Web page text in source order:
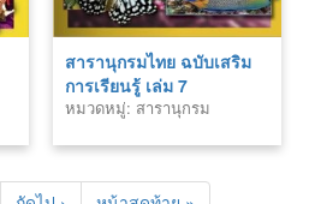
สารานุกรมไทย ฉบับเสริม
การเรียนรู้ เล่ม 7
หมวดหมู่: สารานุกรม